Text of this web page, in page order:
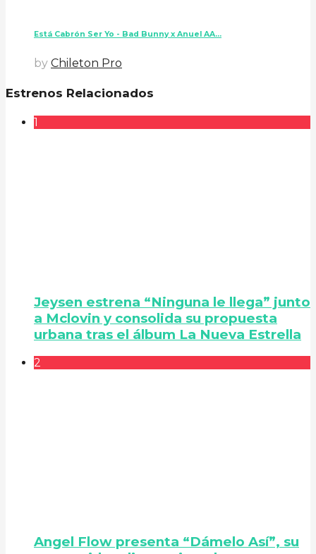
Está Cabrón Ser Yo - Bad Bunny x Anuel AA...
by Chileton Pro
Estrenos Relacionados
1
Jeysen estrena “Ninguna le llega” junto
a Mclovin y consolida su propuesta
urbana tras el álbum La Nueva Estrella
2
Angel Flow presenta “Dámelo Así”, su